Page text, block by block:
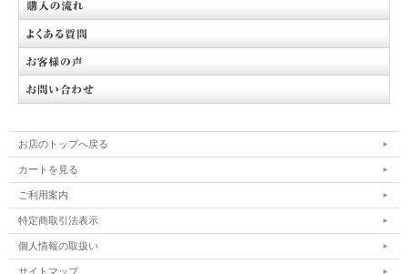
お店のトップへ戻る
カートを見る
ご利用案内
特定商取引法表示
個人情報の取扱い
サイトマップ